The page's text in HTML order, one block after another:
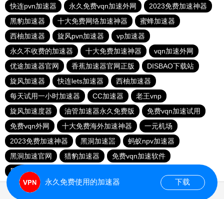
快连pvn加速器
永久免费vqn加速外网
2023免费加速神器
黑豹加速器
十大免费网络加速神器
蜜蜂加速器
西柚加速器
旋风pvn加速器
vp加速器
永久不收费的加速器
十大免费加速神器
vqn加速外网
优途加速器官网
香蕉加速器官网正版
DISBAO下载站
旋风加速器
快连lets加速器
西柚加速器
每天试用一小时加速器
CC加速器
老王vnp
旋风加速度器
油管加速器永久免费版
免费vqn加速试用
免费vqn外网
十大免费海外加速神器
一元机场
2023免费加速神器
黑洞加速噐
蚂蚁npv加速器
黑洞加速官网
猎豹加速器
免费vqn加速软件
黑洞vqn加速
永久免费使用的加速器 下载